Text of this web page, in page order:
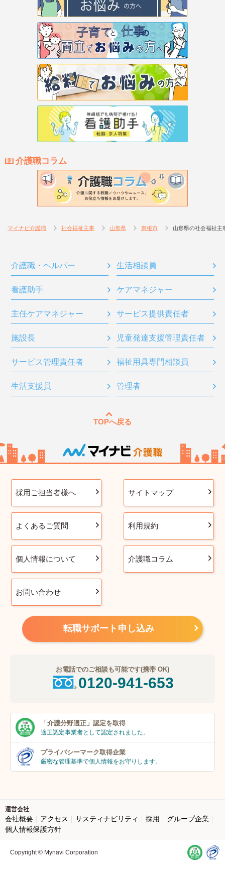
介護職コラム
マイナビ介護職 社会福祉主事 山形県 東根市 山形県の社会福祉主
介護職・ヘルパー 生活相談員
看護助手 ケアマネジャー
主任ケアマネジャー サービス提供責任者
施設長 児童発達支援管理責任者
サービス管理責任者 福祉用具専門相談員
生活支援員 管理者
TOPへ戻る
採用ご担当者様へ サイトマップ
よくあるご質問 利用規約
個人情報について 介護職コラム
お問い合わせ
転職サポート申し込み
お電話でのご相談も可能です(携帯 OK)
0120-941-653
「介護分野適正」 認定を取得
適正認定事業者として認定されました。
プライバシーマーク取得企業
厳密な管理基準で個人情報をお守りします。
運営会社
会社概要 アクセス サスティナビリティ 採用
グループ企業
個人情報保護方針
Copyright © Mynavi Corporation